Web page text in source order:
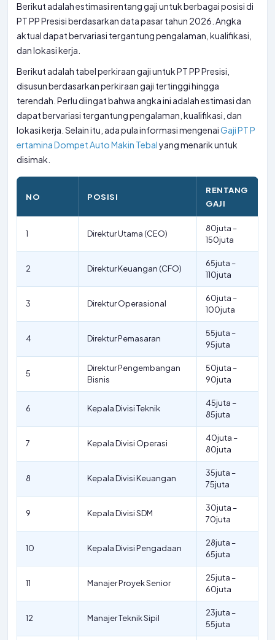
Berikut adalah estimasi rentang gaji untuk berbagai posisi di
PT PP Presisi berdasarkan data pasar tahun 2026. Angka
aktual dapat bervariasi tergantung pengalaman, kualifikasi,
dan lokasi kerja.
Berikut adalah tabel perkiraan gaji untuk PT PP Presisi,
disusun berdasarkan perkiraan gaji tertinggi hingga
terendah. Perlu diingat bahwa angka ini adalah estimasi dan
dapat bervariasi tergantung pengalaman, kualifikasi, dan
lokasi kerja. Selain itu, ada pula informasi mengenaiGaji PT P
ertamina Dompet Auto Makin Tebalyang menarik untuk
disimak.
NO POSISI
RENTANG
GAJI
1 Direktur Utama (CEO)
80juta –
150juta
2 Direktur Keuangan (CFO)
65juta –
110juta
3 Direktur Operasional
60juta –
100juta
4 Direktur Pemasaran
55juta –
95juta
5
Direktur Pengembangan
Bisnis
50juta –
90juta
6 Kepala Divisi Teknik
45juta –
85juta
7 Kepala Divisi Operasi
40juta –
80juta
8 Kepala Divisi Keuangan
35juta –
75juta
9 Kepala Divisi SDM
30juta –
70juta
10 Kepala Divisi Pengadaan
28juta –
65juta
11 Manajer Proyek Senior
25juta –
60juta
12 Manajer Teknik Sipil
23juta –
55juta